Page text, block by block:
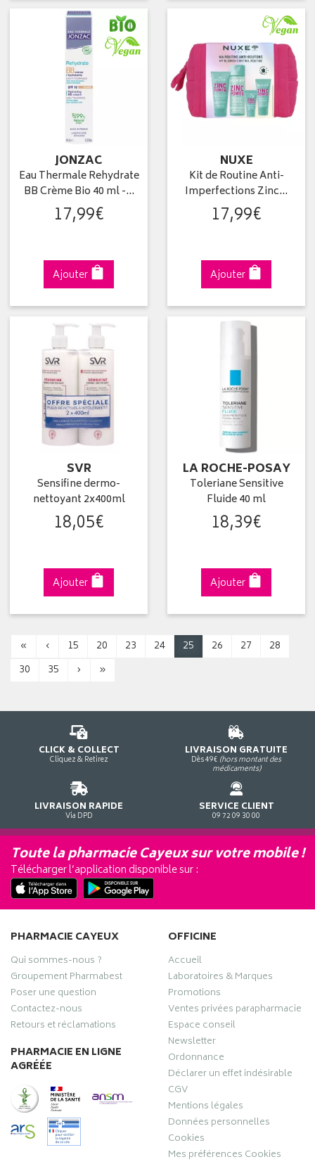
JONZAC
Eau Thermale Rehydrate
BB Crème Bio 40 ml -…
17,99€
Ajouter
NUXE
Kit de Routine Anti-
Imperfections Zinc…
17,99€
Ajouter
SVR
Sensifine dermo-
nettoyant 2x400ml
18,05€
Ajouter
LA ROCHE-POSAY
Toleriane Sensitive
Fluide 40 ml
18,39€
Ajouter
« ‹ 15 20 23 24 25 26 27
28
30
35 › »
CLICK & COLLECT
Cliquez & Retirez
LIVRAISON GRATUITE
Dès 49€ (hors montant des
médicaments)
LIVRAISON RAPIDE
Via DPD
SERVICE CLIENT
09 72 09 30 00
Toute la pharmacie Cayeux sur votre mobile !
Télécharger l’application disponible sur :
PHARMACIE CAYEUX
Qui sommes-nous ?
Groupement Pharmabest
Poser une question
Contactez-nous
Retours et réclamations
PHARMACIE EN LIGNE
AGRÉÉE
OFFICINE
Accueil
Laboratoires & Marques
Promotions
Ventes privées parapharmacie
Espace conseil
Newsletter
Ordonnance
Déclarer un effet indésirable
CGV
Mentions légales
Données personnelles
Cookies
Mes préférences Cookies